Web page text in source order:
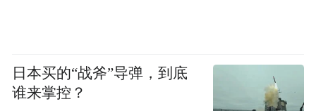
日本买的“战斧”导弹，到底
谁来掌控？